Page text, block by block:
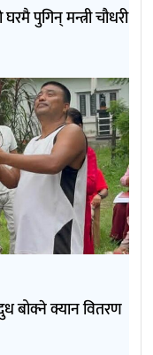
पुगिन् मन्त्री चौधरी
बोक्ने क्यान वितरण